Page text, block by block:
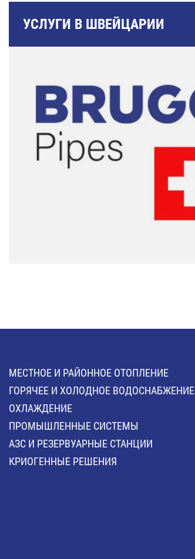
УСЛУГИ В ШВЕЙЦАРИИ
МЕСТНОЕ И РАЙОННОЕ ОТОПЛЕНИЕ
ГОРЯЧЕЕ И ХОЛОДНОЕ ВОДОСНАБЖЕНИЕ
ОХЛАЖДЕНИЕ
ПРОМЫШЛЕННЫЕ СИСТЕМЫ
АЗС И РЕЗЕРВУАРНЫЕ СТАНЦИИ
КРИОГЕННЫЕ РЕШЕНИЯ